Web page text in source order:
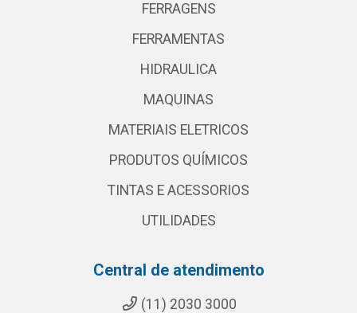
FERRAGENS
FERRAMENTAS
HIDRAULICA
MAQUINAS
MATERIAIS ELETRICOS
PRODUTOS QUÍMICOS
TINTAS E ACESSORIOS
UTILIDADES
Central de atendimento
(11) 2030 3000